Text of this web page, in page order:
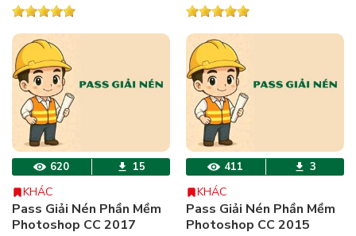
620 15
KHÁC
Pass Giải Nén Phần Mềm
Photoshop CC 2017
411 3
KHÁC
Pass Giải Nén Phần Mềm
Photoshop CC 2015